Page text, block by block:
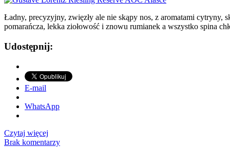
Ładny, precyzyjny, zwięzły ale nie skąpy nos, z aromatami cytryny,
pomarańcza, lekka ziołowość i znowu rumianek a wszystko spina
Udostępnij:
E-mail
WhatsApp
Czytaj więcej
Brak komentarzy